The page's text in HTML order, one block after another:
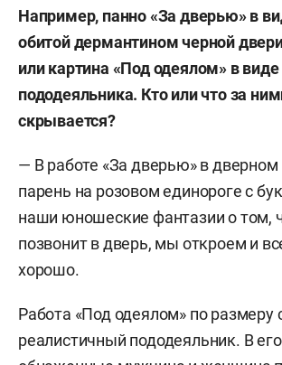
Например, панно «За дверью» в
обитой дермантином черной
или картина «Под одеялом» в
пододеяльника. Кто или что за
скрывается?
— В работе «За дверью» в дверном
парень на розовом единороге с
наши юношеские фантазии о том,
позвонит в дверь, мы откроем и
хорошо.
Работа «Под одеялом» по размеру
реалистичный пододеяльник. В